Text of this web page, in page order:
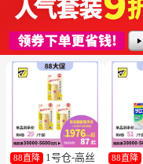
88直降
1号仓-高丝
88直降